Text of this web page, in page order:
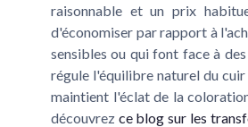
raisonnable et un prix
d'économiser par rapport à
sensibles ou qui font face à
régule l'équilibre naturel du cuir
maintient l'éclat de la
découvrez ce blog sur les